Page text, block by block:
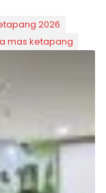
2026
mas ketapang